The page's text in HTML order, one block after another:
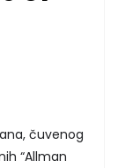
čuvenog
“Allman